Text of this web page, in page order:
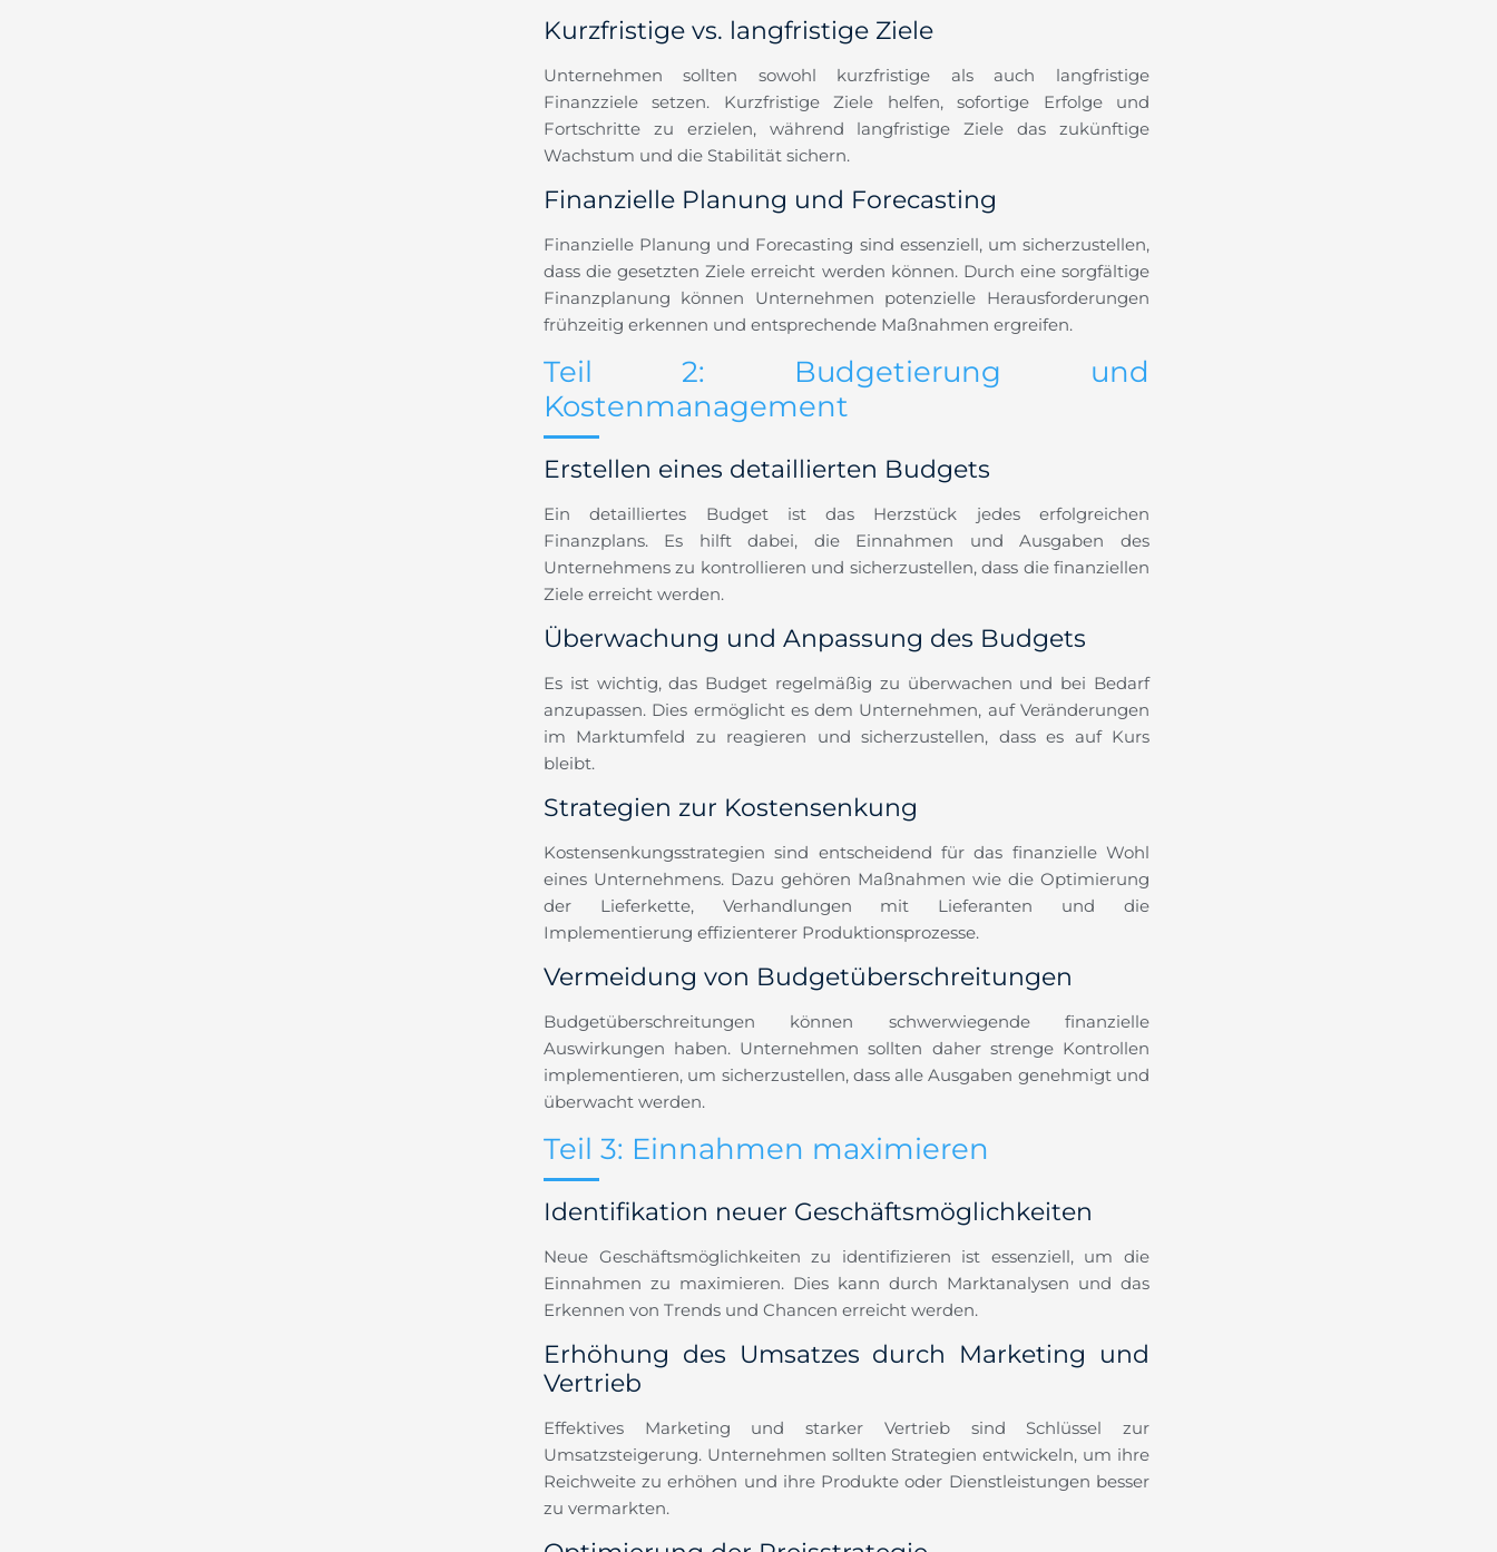
Kurzfristige vs. langfristige Ziele
Unternehmen sollten sowohl kurzfristige als auch langfristige
Finanzziele setzen. Kurzfristige Ziele helfen, sofortige Erfolge und
Fortschritte zu erzielen, während langfristige Ziele das zukünftige
Wachstum und die Stabilität sichern.
Finanzielle Planung und Forecasting
Finanzielle Planung und Forecasting sind essenziell, um sicherzustellen,
dass die gesetzten Ziele erreicht werden können. Durch eine sorgfältige
Finanzplanung können Unternehmen potenzielle Herausforderungen
frühzeitig erkennen und entsprechende Maßnahmen ergreifen.
Teil 2: Budgetierung und
Kostenmanagement
Erstellen eines detaillierten Budgets
Ein detailliertes Budget ist das Herzstück jedes erfolgreichen
Finanzplans. Es hilft dabei, die Einnahmen und Ausgaben des
Unternehmens zu kontrollieren und sicherzustellen, dass die finanziellen
Ziele erreicht werden.
Überwachung und Anpassung des Budgets
Es ist wichtig, das Budget regelmäßig zu überwachen und bei Bedarf
anzupassen. Dies ermöglicht es dem Unternehmen, auf Veränderungen
im Marktumfeld zu reagieren und sicherzustellen, dass es auf Kurs
bleibt.
Strategien zur Kostensenkung
Kostensenkungsstrategien sind entscheidend für das finanzielle Wohl
eines Unternehmens. Dazu gehören Maßnahmen wie die Optimierung
der Lieferkette, Verhandlungen mit Lieferanten und die
Implementierung effizienterer Produktionsprozesse.
Vermeidung von Budgetüberschreitungen
Budgetüberschreitungen können schwerwiegende finanzielle
Auswirkungen haben. Unternehmen sollten daher strenge Kontrollen
implementieren, um sicherzustellen, dass alle Ausgaben genehmigt und
überwacht werden.
Teil 3: Einnahmen maximieren
Identifikation neuer Geschäftsmöglichkeiten
Neue Geschäftsmöglichkeiten zu identifizieren ist essenziell, um die
Einnahmen zu maximieren. Dies kann durch Marktanalysen und das
Erkennen von Trends und Chancen erreicht werden.
Erhöhung des Umsatzes durch Marketing und
Vertrieb
Effektives Marketing und starker Vertrieb sind Schlüssel zur
Umsatzsteigerung. Unternehmen sollten Strategien entwickeln, um ihre
Reichweite zu erhöhen und ihre Produkte oder Dienstleistungen besser
zu vermarkten.